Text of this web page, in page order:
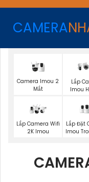
CAMERA
Camera Imou 2
Mắt
Lắp
Imou
Lắp Camera Wifi
2K Imou
Lắp Đặt
Imou